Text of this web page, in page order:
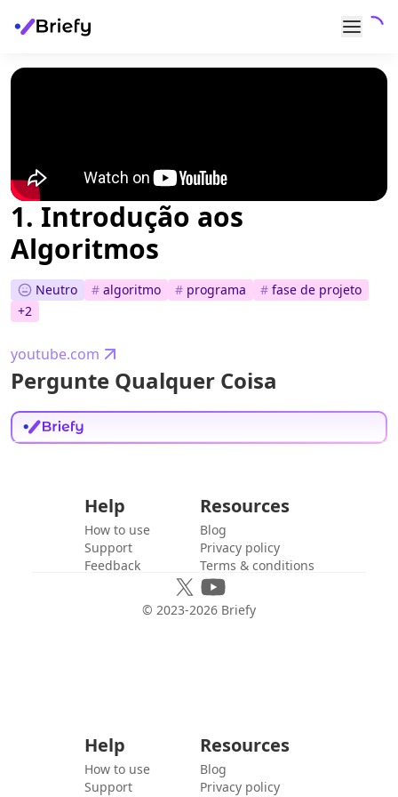
1. Introdução aos
Algoritmos
Neutro # algoritmo # programa # fase de projeto
+2
youtube.com
Pergunte Qualquer Coisa
Help
How to use
Support
Feedback
Resources
Blog
Privacy policy
Terms & conditions
© 2023-2026 Briefy
Help
How to use
Support
Resources
Blog
Privacy policy